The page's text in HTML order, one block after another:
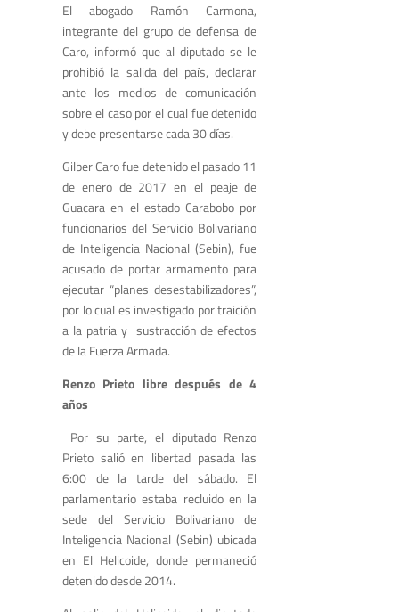
El abogado Ramón Carmona,
integrante del grupo de defensa de
Caro, informó que al diputado se le
prohibió la salida del país, declarar
ante los medios de comunicación
sobre el caso por el cual fue detenido
y debe presentarse cada 30 días.
Gilber Caro fue detenido el pasado 11
de enero de 2017 en el peaje de
Guacara en el estado Carabobo por
funcionarios del Servicio Bolivariano
de Inteligencia Nacional (Sebin), fue
acusado de portar armamento para
ejecutar “planes desestabilizadores”,
por lo cual es investigado por traición
a la patria y sustracción de efectos
de la Fuerza Armada.
Renzo Prieto libre después de 4
años
Por su parte, el diputado Renzo
Prieto salió en libertad pasada las
6:00 de la tarde del sábado. El
parlamentario estaba recluido en la
sede del Servicio Bolivariano de
Inteligencia Nacional (Sebin) ubicada
en El Helicoide, donde permaneció
detenido desde 2014.